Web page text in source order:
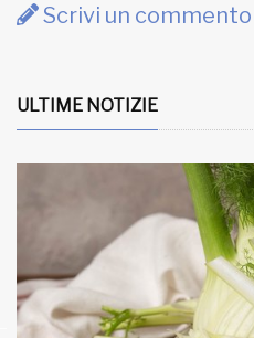
Scrivi un commento
ULTIME NOTIZIE